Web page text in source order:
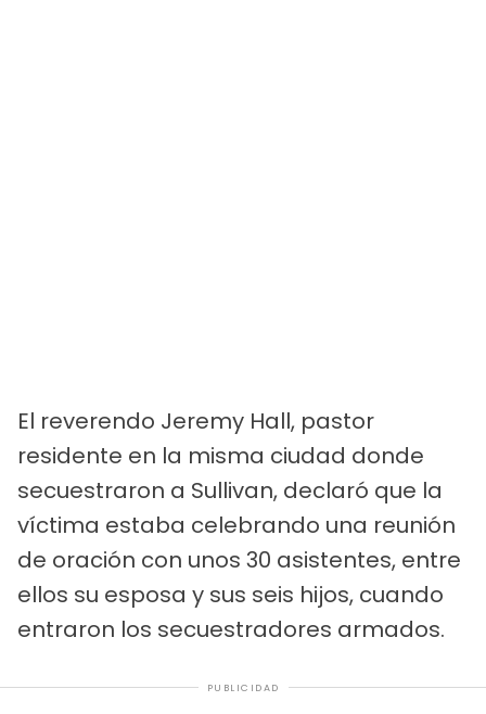
El reverendo Jeremy Hall, pastor
residente en la misma ciudad donde
secuestraron a Sullivan, declaró que la
víctima estaba celebrando una reunión
de oración con unos 30 asistentes, entre
ellos su esposa y sus seis hijos, cuando
entraron los secuestradores armados.
PUBLICIDAD